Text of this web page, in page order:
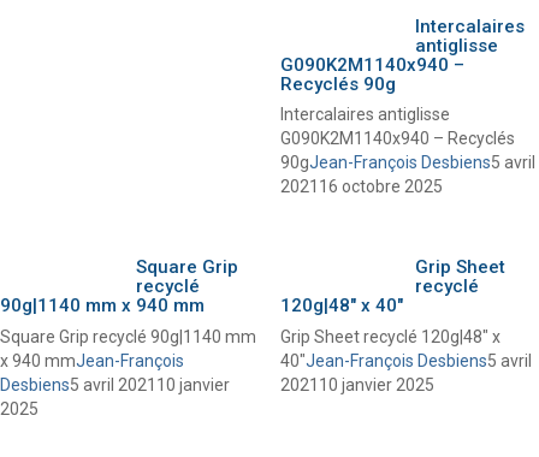
Intercalaires
antiglisse
G090K2M1140x940 –
Recyclés 90g
Intercalaires antiglisse
G090K2M1140x940 – Recyclés
90gJean-François Desbiens5 avril
2021 16 octobre 2025
Square Grip
recyclé
90g|1140 mm x 940 mm
Square Grip recyclé 90g|1140 mm
x 940 mmJean-François
Desbiens5 avril 2021 10 janvier
2025
Grip Sheet
recyclé
120g|48″ x 40″
Grip Sheet recyclé 120g|48″ x
40″Jean-François Desbiens5 avril
2021 10 janvier 2025